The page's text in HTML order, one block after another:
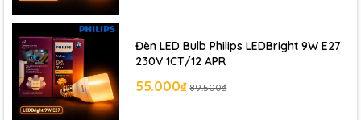
Phòng ngủ, phòng khách
Nhà trọ, căn hộ mini
Quán café, cửa hàng nhỏ
Đèn LED Bulb Philips LEDBright 9W E27
230V 1CT/12 APR
55.000₫ 89.500₫